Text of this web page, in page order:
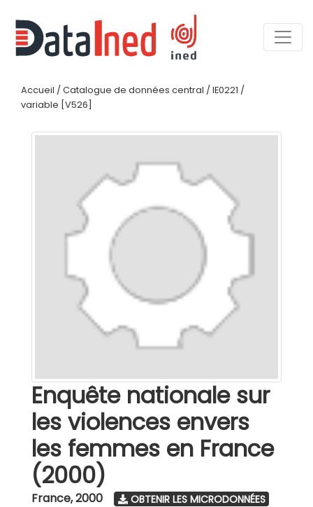
Accueil / Catalogue de données central / IE0221 /
variable [V526]
Enquête nationale sur
les violences envers
les femmes en France
(2000)
France,2000 OBTENIR LES MICRODONNÉES